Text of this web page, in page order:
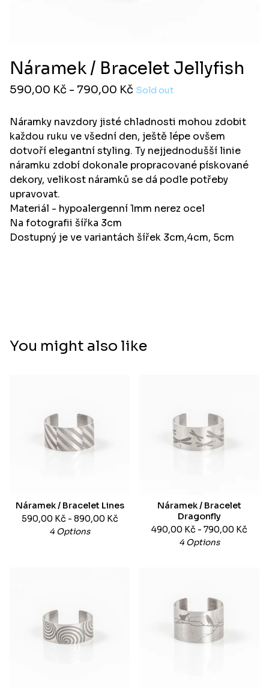
Náramek / Bracelet Jellyfish
590,00 Kč - 790,00 Kč Sold out
Náramky navzdory jisté chladnosti mohou zdobit
každou ruku ve všední den, ještě lépe ovšem
dotvoří elegantní styling. Ty nejjednodušší linie
náramku zdobí dokonale propracované pískované
dekory, velikost náramků se dá podle potřeby
upravovat.
Materiál - hypoalergenní 1mm nerez ocel
Na fotografii šířka 3cm
Dostupný je ve variantách šířek 3cm,4cm, 5cm
You might also like
Náramek / Bracelet Lines
590,00 Kč - 890,00 Kč
4 Options
Náramek / Bracelet
Dragonfly
490,00 Kč - 790,00 Kč
4 Options